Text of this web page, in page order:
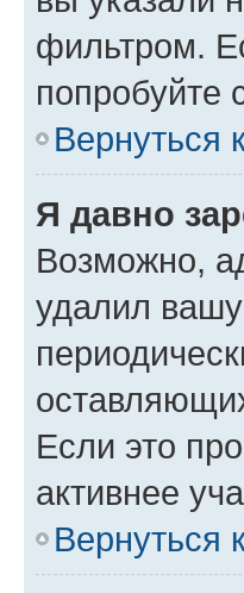
фильтром.
попробуйте
Вернуться
Я давно
Возможно,
удалил
Если это
активнее
Вернуться